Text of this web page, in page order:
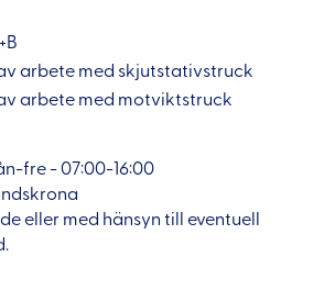
arbete med skjutstativstruck
arbete med motviktstruck
fre - 07:00-16:00
eller med hänsyn till eventuell